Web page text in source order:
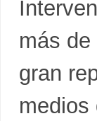
más
gran
medios